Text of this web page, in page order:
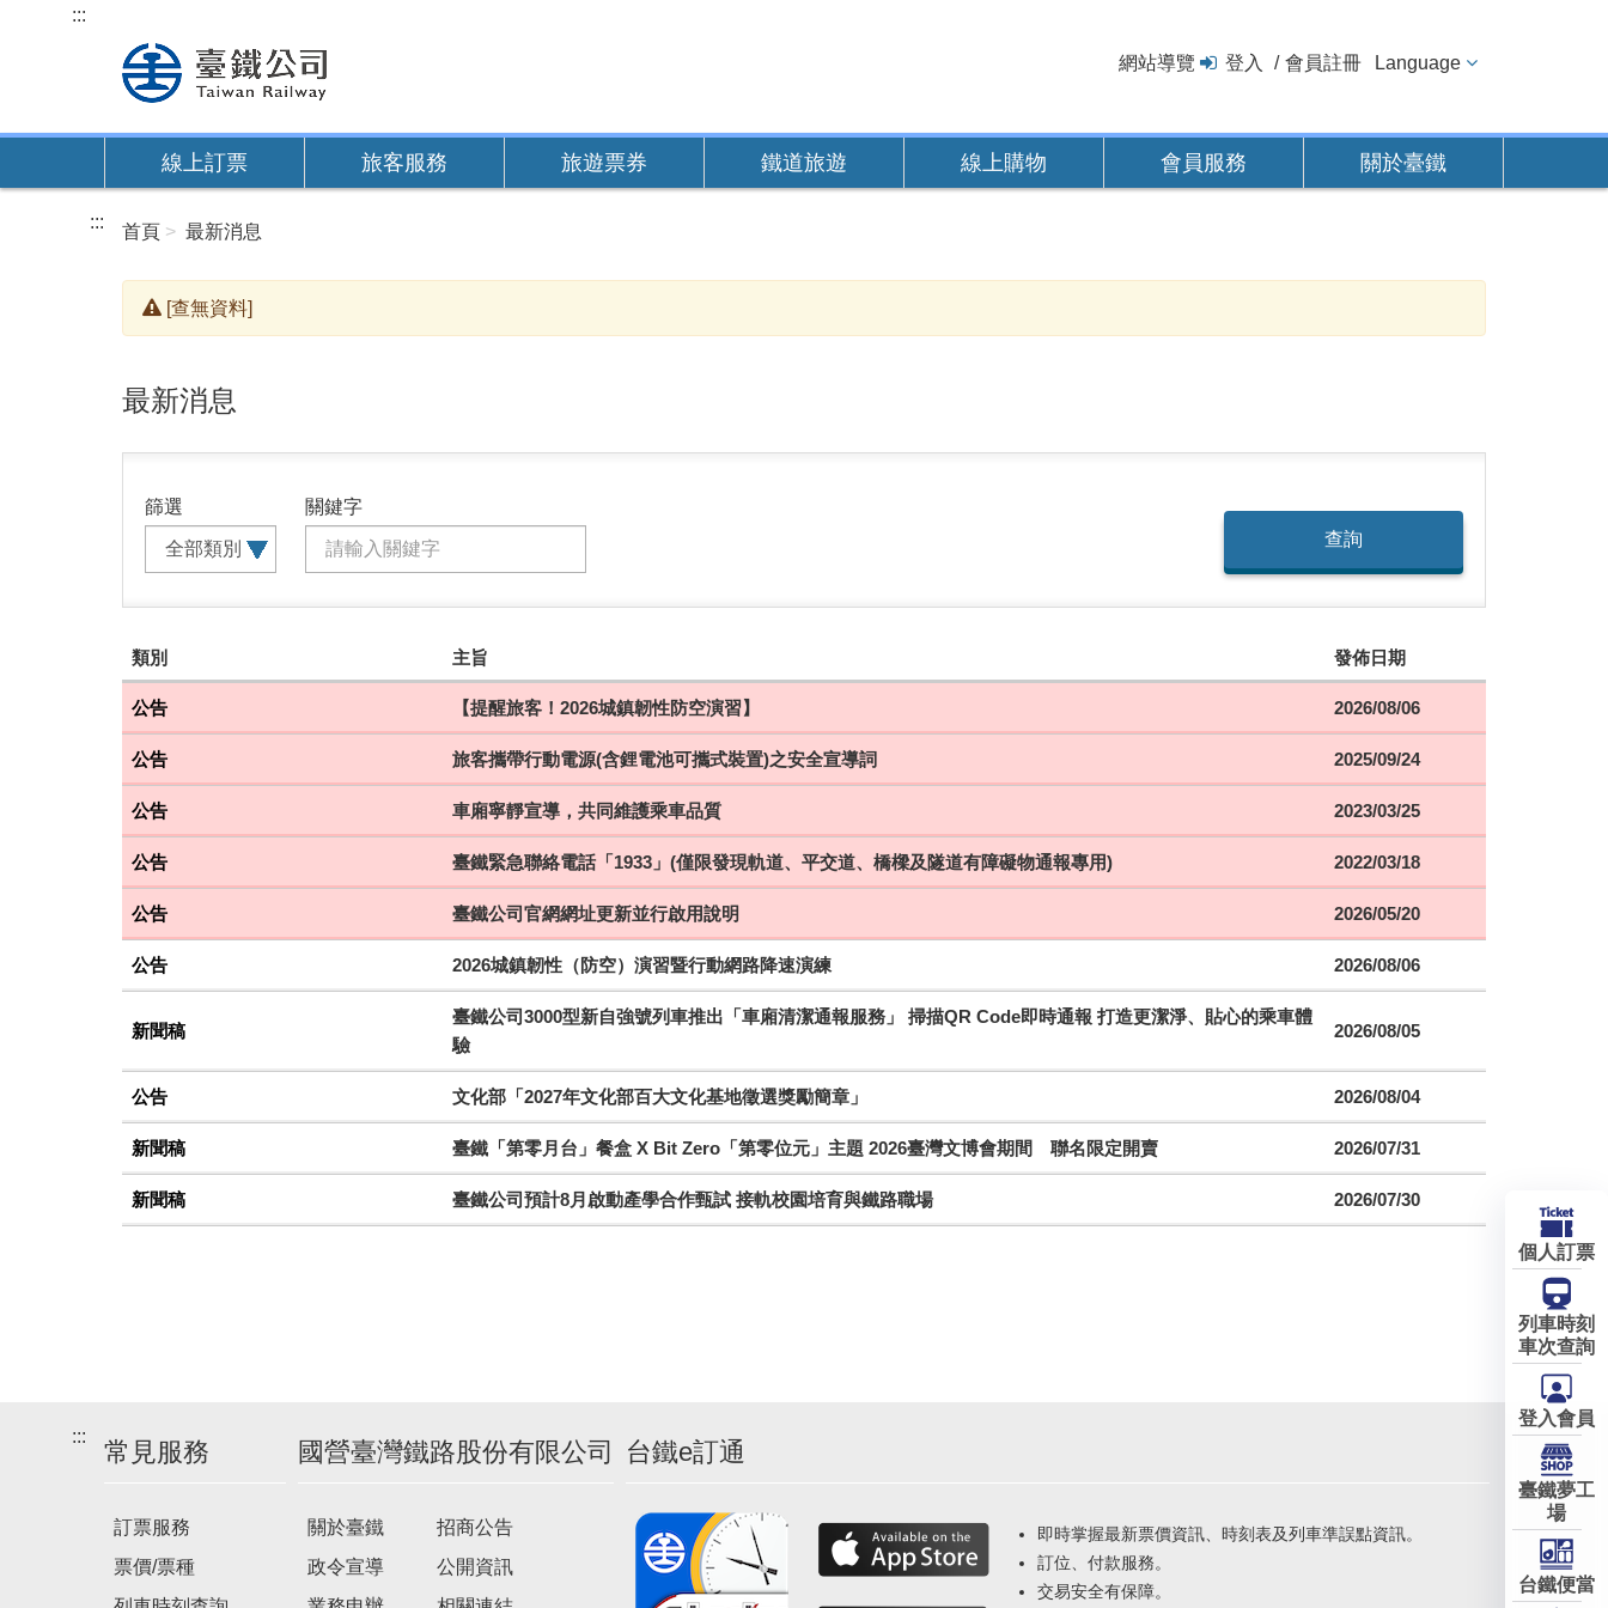
內
:::
網站導覽 登入 會員註冊 Language
線上訂票 旅客服務 旅遊票券 鐵道旅遊 線上購物 會員服務 關於臺鐵
::: 首頁 最新消息
[查無資料]
最新消息
篩選
關鍵字
查詢
建
議
搭
乘
車
次
類別 主旨 發佈日期
公告 【提醒旅客！2026城鎮韌性防空演習】 2026/08/06
公告 旅客攜帶行動電源(含鋰電池可攜式裝置)之安全宣導詞 2025/09/24
公告 車廂寧靜宣導，共同維護乘車品質 2023/03/25
公告 臺鐵緊急聯絡電話「1933」(僅限發現軌道、平交道、橋樑及隧道有障礙物通報專用) 2022/03/18
公告 臺鐵公司官網網址更新並行啟用說明 2026/05/20
公告 2026城鎮韌性（防空）演習暨行動網路降速演練 2026/08/06
新聞稿
臺鐵公司3000型新自強號列車推出「車廂清潔通報服務」 掃描QR Code即時通報 打造更潔淨、貼心的乘車體
驗
2026/08/05
公告 文化部「2027年文化部百大文化基地徵選獎勵簡章」 2026/08/04
新聞稿 臺鐵「第零月台」餐盒 X Bit Zero「第零位元」主題 2026臺灣文博會期間 聯名限定開賣 2026/07/31
新聞稿 臺鐵公司預計8月啟動產學合作甄試 接軌校園培育與鐵路職場 2026/07/30
:::
常見服務
訂票服務
票價/票種
國營臺灣鐵路股份有限公司
關於臺鐵
政令宣導
招商公告
公開資訊
台鐵e訂通
即時掌握最新票價資訊、時刻表及列車準誤點資訊。
訂位、付款服務。
交易安全有保障。
個人訂票
列車時刻
車次查詢
登入會員
臺鐵夢工
場
台鐵便當